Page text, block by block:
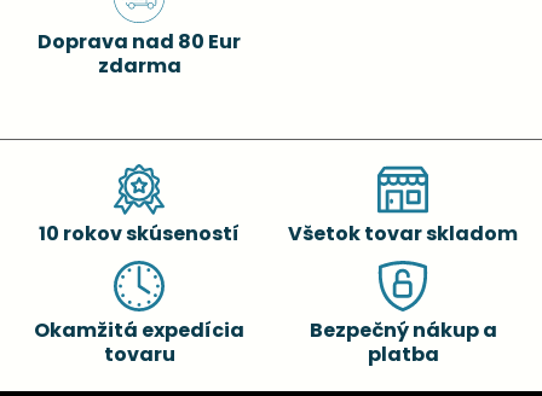
Doprava nad 80 Eur
zdarma
10 rokov skúseností Všetok tovar skladom
Okamžitá expedícia
tovaru
Bezpečný nákup a
platba